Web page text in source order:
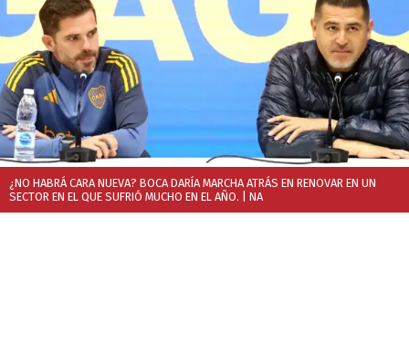
¿NO HABRÁ CARA NUEVA? BOCA DARÍA MARCHA ATRÁS EN RENOVAR EN UN
SECTOR EN EL QUE SUFRIÓ MUCHO EN EL AÑO. | NA